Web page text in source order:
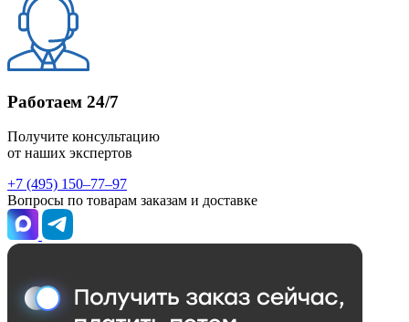
Работаем 24/7
Получите консультацию
от наших экспертов
+7 (495) 150–77–97
Вопросы по товарам заказам и доставке